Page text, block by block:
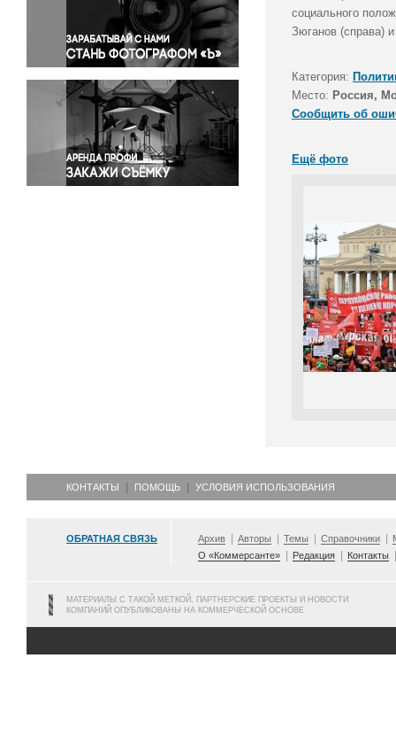
Правосудие
Происшествия и конфликты
Религия
Светская жизнь
Спорт
Экология
Экономика и бизнес
социального
Зюганов (справа)
Категория:
Место: Россия,
Сообщить об
Ещё фото
КОНТАКТЫ ПОМОЩЬ УСЛОВИЯ ИСПОЛЬЗОВАНИЯ
ОБРАТНАЯ СВЯЗЬ Архив Авторы Темы Справочники
О «Коммерсанте»
Редакция Контакты
МАТЕРИАЛЫ С ТАКОЙ МЕТКОЙ, ПАРТНЕРСКИЕ ПРОЕКТЫ И НОВОСТИ
КОМПАНИЙ ОПУБЛИКОВАНЫ НА КОММЕРЧЕСКОЙ ОСНОВЕ